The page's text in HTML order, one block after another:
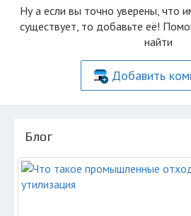
Ну а если вы точно уверены, что
существует, то добавьте её!
найти
Добавить
Блог